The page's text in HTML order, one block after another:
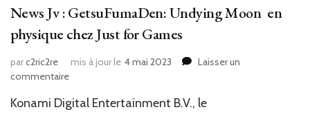
News Jv : GetsuFumaDen: Undying Moon en
physique chez Just for Games
parc2ric2re mis à jour le 4 mai 2023
Laisser un
commentairesur
Jv
Konami Digital Entertainment B.V., le